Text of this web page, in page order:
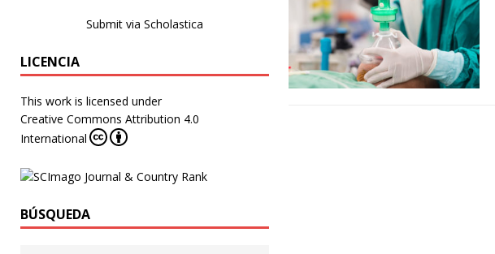
Submit via Scholastica
LICENCIA
This work is licensed under
Creative Commons Attribution 4.0
International
BÚSQUEDA